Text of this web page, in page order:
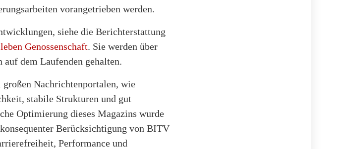
vorangetrieben werden.
siehe die Berichterstattung
Genossenschaft. Sie werden über
dem Laufenden gehalten.
Nachrichtenportalen, wie
stabile Strukturen und gut
Optimierung dieses Magazins wurde
Berücksichtigung von BITV
Performance und